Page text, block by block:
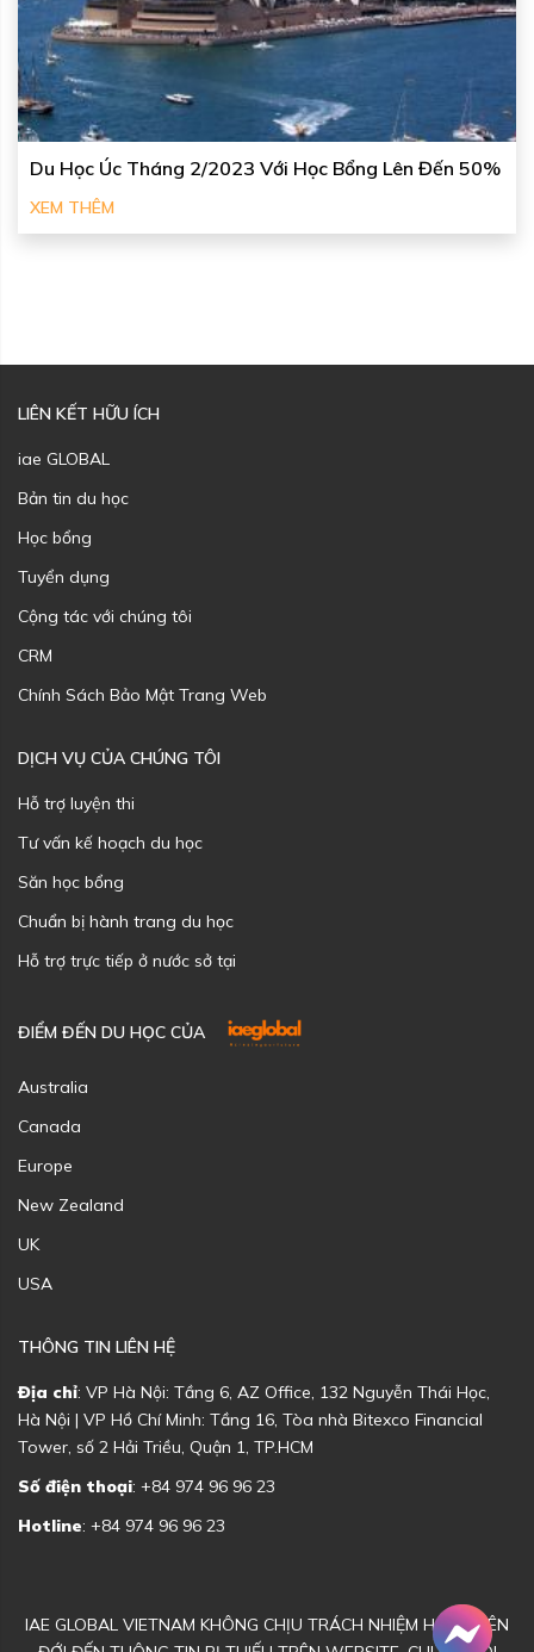
Du Học Úc Tháng 2/2023 Với Học Bổng Lên Đến 50%
XEM THÊM
LIÊN KẾT HỮU ÍCH
iae GLOBAL
Bản tin du học
Học bổng
Tuyển dụng
Cộng tác với chúng tôi
CRM
Chính Sách Bảo Mật Trang Web
DỊCH VỤ CỦA CHÚNG TÔI
Hỗ trợ luyện thi
Tư vấn kế hoạch du học
Săn học bổng
Chuẩn bị hành trang du học
Hỗ trợ trực tiếp ở nước sở tại
ĐIỂM ĐẾN DU HỌC CỦA
Australia
Canada
Europe
New Zealand
UK
USA
THÔNG TIN LIÊN HỆ
Địa chỉ: VP Hà Nội: Tầng 6, AZ Office, 132 Nguyễn Thái Học,
Hà Nội | VP Hồ Chí Minh: Tầng 16, Tòa nhà Bitexco Financial
Tower, số 2 Hải Triều, Quận 1, TP.HCM
Số điện thoại: +84 974 96 96 23
Hotline: +84 974 96 96 23
IAE GLOBAL VIETNAM KHÔNG CHỊU TRÁCH NHIỆM HOẶC LIÊN